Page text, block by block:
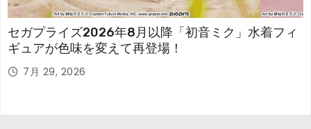
セガプライズ2026年8月以降「初音ミク」水着フィ
ギュアが色味を変えて再登場！
7月 29, 2026